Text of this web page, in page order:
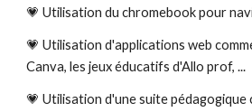
💗 Utilisation du chromebook pour
💗 Utilisation d'applications web
Canva, les jeux éducatifs d'Allo prof, ...
💗 Utilisation d'une suite